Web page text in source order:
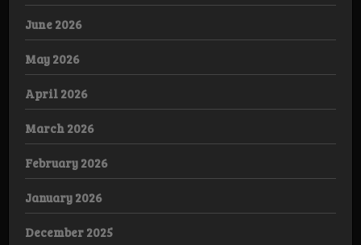
June 2026
May 2026
April 2026
March 2026
February 2026
January 2026
December 2025